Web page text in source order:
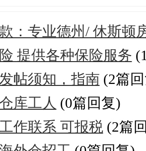
：专业德州/ 休斯顿
提供各种保险服务
帖须知，指南 (2篇
库工人 (0篇回复)
作联系 可报税(2篇